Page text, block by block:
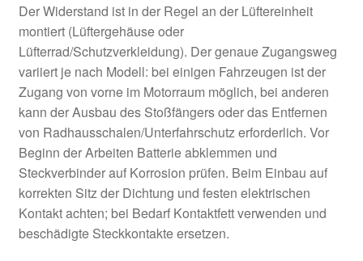
Der Widerstand ist in der Regel an der Lüftereinheit
montiert (Lüftergehäuse oder
Lüfterrad/Schutzverkleidung). Der genaue Zugangsweg
variiert je nach Modell: bei einigen Fahrzeugen ist der
Zugang von vorne im Motorraum möglich, bei anderen
kann der Ausbau des Stoßfängers oder das Entfernen
von Radhausschalen/Unterfahrschutz erforderlich. Vor
Beginn der Arbeiten Batterie abklemmen und
Steckverbinder auf Korrosion prüfen. Beim Einbau auf
korrekten Sitz der Dichtung und festen elektrischen
Kontakt achten; bei Bedarf Kontaktfett verwenden und
beschädigte Steckkontakte ersetzen.